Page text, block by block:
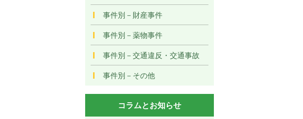
事件別－財産事件
事件別－薬物事件
事件別－交通違反・交通事故
事件別－その他
コラムとお知らせ